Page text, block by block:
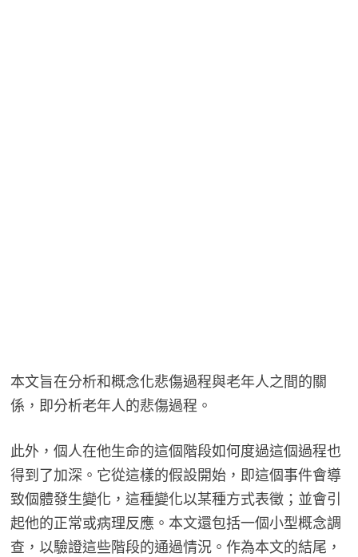
本文旨在分析和概念化悲傷過程與老年人之間的關
係，即分析老年人的悲傷過程。
此外，個人在他生命的這個階段如何度過這個過程也
得到了加深。它從這樣的假設開始，即這個事件會導
致個體發生變化，這種變化以某種方式表徵；並會引
起他的正常或病理反應。本文還包括一個小型概念調
查，以驗證這些階段的通過情況。作為本文的結尾，